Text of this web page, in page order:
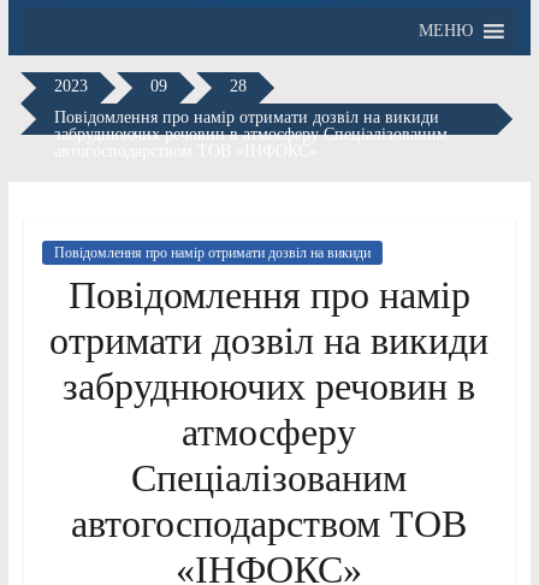
МЕНЮ
2023 09
28
Повідомлення про намір отримати дозвіл на викиди
забруднюючих речовин в атмосферу Спеціалізованим
Повідомлення про намір отримати дозвіл на викиди
Повідомлення про намір
отримати дозвіл на викиди
забруднюючих речовин в
атмосферу
Спеціалізованим
автогосподарством ТОВ
«ІНФОКС»